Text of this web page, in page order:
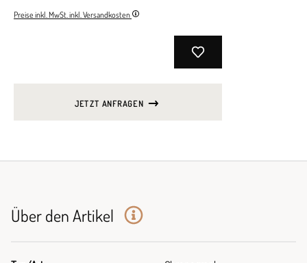
Preise inkl. MwSt. inkl. Versandkosten
JETZT ANFRAGEN
Über den Artikel